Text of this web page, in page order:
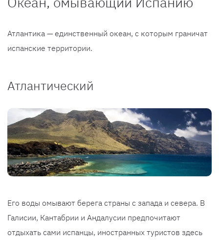
Атлантика — единственный океан, с которым граничат
испанские территории.
Атлантический
Его воды омывают берега страны с запада и севера. В
Галисии, Кантабрии и Андалусии предпочитают
отдыхать сами испанцы, иностранных туристов здесь